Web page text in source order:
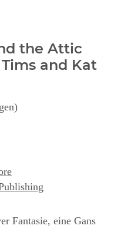
the Attic
and Kat
Fantasie, eine Gans